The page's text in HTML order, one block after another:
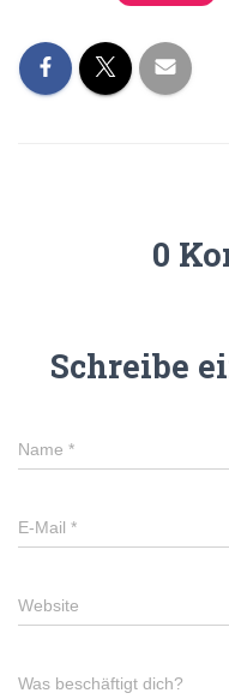
0
Schreibe
Name *
E-Mail *
Website
Was beschäftigt dich?